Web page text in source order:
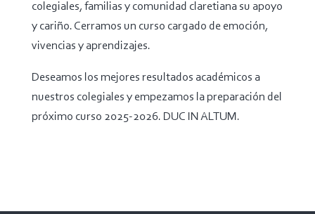
colegiales, familias y comunidad claretiana su apoyo
y cariño. Cerramos un curso cargado de emoción,
vivencias y aprendizajes.
Deseamos los mejores resultados académicos a
nuestros colegiales y empezamos la preparación del
próximo curso 2025-2026. DUC IN ALTUM.